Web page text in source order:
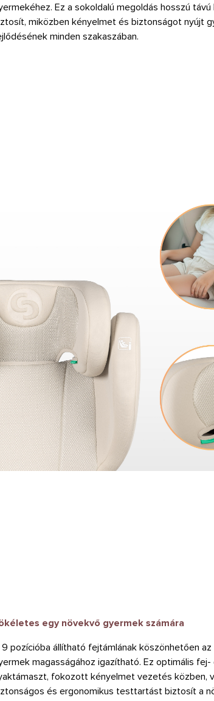
Ez a sokoldalú megoldás hosszú
miközben kényelmet és biztonságot nyújt
minden szakaszában.
egy növekvő gyermek számára
pozícióba állítható fejtámlának köszönhetően az
magasságához igazítható. Ez optimális fej-
fokozott kényelmet vezetés közben,
és ergonomikus testtartást biztosít a